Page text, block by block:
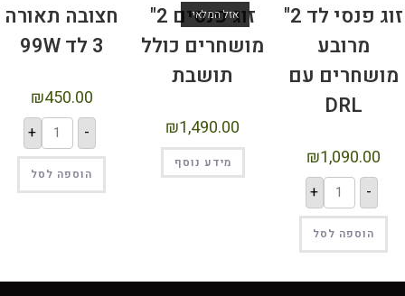
זוג פנסי לד 2"
מרובע
עם
DRL
₪1,090.00
הוספה לסל
אזל המלאי
זוג פנסים 2"
מושחרים כולל
תושבת
₪1,490.00
מידע נוסף
חצובה תאורה
3 לד 99W
₪450.00
הוספה לסל